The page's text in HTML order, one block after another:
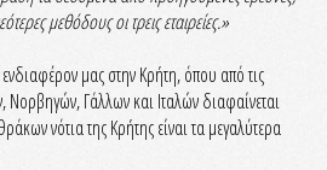
μεθόδους οι τρεις εταιρείες.»
μας στην Κρήτη, όπου από τις
Νορβηγών, Γάλλων και Ιταλών διαφαίνεται
νότια της Κρήτης είναι τα μεγαλύτερα